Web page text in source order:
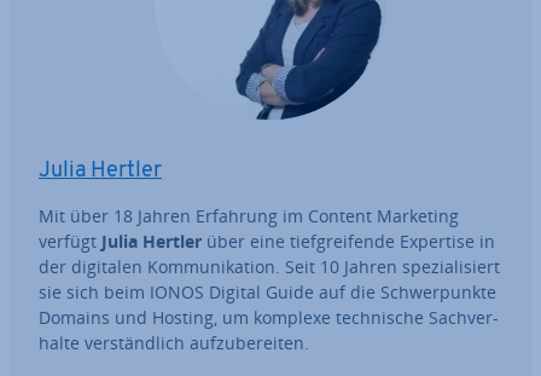
Julia Hertler
Mit über 18 Jahren Erfahrung im Content Marketing
verfügt Julia Hertler über eine tief­grei­fen­de Expertise in
der digitalen Kom­mu­ni­ka­ti­on. Seit 10 Jahren spe­zia­li­siert
sie sich beim IONOS Digital Guide auf die Schwer­punk­te
Domains und Hosting, um komplexe tech­ni­sche Sach­ver­
hal­te ver­ständ­lich auf­zu­be­rei­ten.